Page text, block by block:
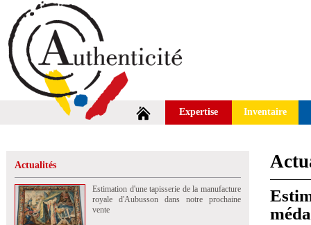
Expertise Inventaire
Actualités
Estimation d'une tapisserie de la manufacture
royale d'Aubusson dans notre prochaine
vente